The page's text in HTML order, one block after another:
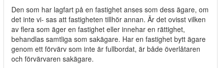
Den som har lagfart på en fastighet anses som dess ägare, om
det inte vi- sas att fastigheten tillhör annan. Är det ovisst vilken
av flera som äger en fastighet eller innehar en rättighet,
behandlas samtliga som sakägare. Har en fastighet bytt ägare
genom ett förvärv som inte är fullbordat, är både överlåtaren
och förvärvaren sakägare.